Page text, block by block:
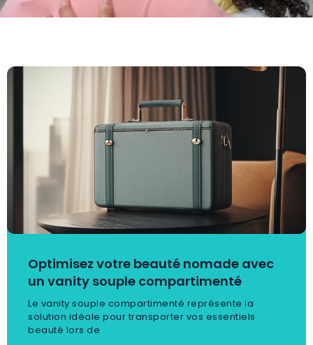
Optimisez votre beauté nomade avec
un vanity souple compartimenté
Le vanity souple compartimenté représente la
solution idéale pour transporter vos essentiels
beauté lors de